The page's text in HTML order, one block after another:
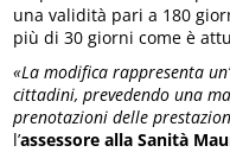
una validità pari a 180
più di 30 giorni come è
«La modifica rappresenta
cittadini, prevedendo una
prenotazioni delle
l’assessore alla Sanità